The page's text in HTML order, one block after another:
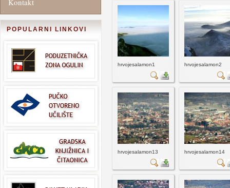
Kontakt
POPULARNI LINKOVI
hrvojesalamon1 hrvojesalamon2
hrvojesalamon13 hrvojesalamon14